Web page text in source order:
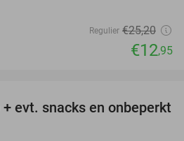
Regulier €25,20
€12,95
50%
evt. snacks en onbeperkt